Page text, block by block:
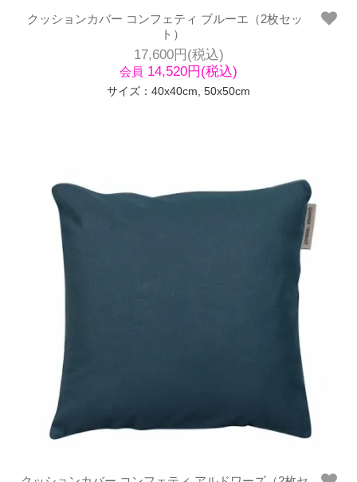
クッションカバー コンフェティ ブルーエ（2枚セッ
ト）
17,600円(税込)
会員 14,520円(税込)
サイズ：40x40cm, 50x50cm